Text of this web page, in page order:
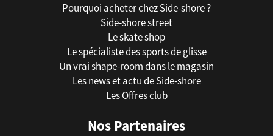
Pourquoi acheter chez Side-shore ?
Side-shore street
Le skate shop
Le spécialiste des sports de glisse
Un vrai shape-room dans le magasin
Les news et actu de Side-shore
Les Offres club
Nos Partenaires